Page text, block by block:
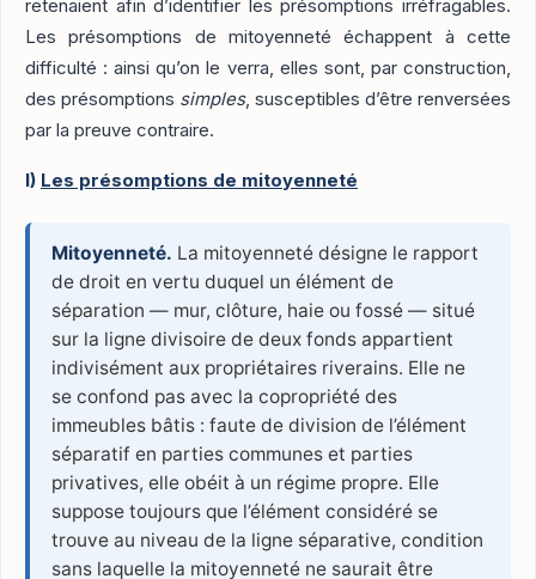
retenaient afin d’identifier les présomptions irréfragables.
Les présomptions de mitoyenneté échappent à cette
difficulté : ainsi qu’on le verra, elles sont, par construction,
des présomptions simples, susceptibles d’être renversées
par la preuve contraire.
I) Les présomptions de mitoyenneté
Mitoyenneté. La mitoyenneté désigne le rapport
de droit en vertu duquel un élément de
séparation — mur, clôture, haie ou fossé — situé
sur la ligne divisoire de deux fonds appartient
indivisément aux propriétaires riverains. Elle ne
se confond pas avec la copropriété des
immeubles bâtis : faute de division de l’élément
séparatif en parties communes et parties
privatives, elle obéit à un régime propre. Elle
suppose toujours que l’élément considéré se
trouve au niveau de la ligne séparative, condition
sans laquelle la mitoyenneté ne saurait être